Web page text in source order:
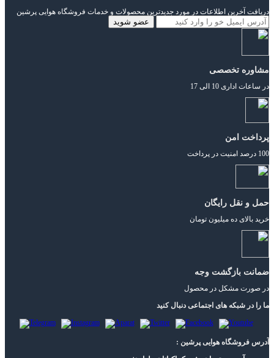
دریافت آخرین اطلاعات در مورد جدیدترین محصولات و خدمات فروشگاه هوایی پرشین
مشاوره تخصصی
در ساعات اداری 10 الی 17
پرداخت امن
100 درصد امنیت در پرداخت
حمل و نقل رایگان
خرید بالای ده میلیون تومان
ضمانت بازگشت وجه
در صورت مشکل در محصول
ما را در شبکه های اجتماعی دنبال کنید
آدرس فروشگاه هوایی پرشین :